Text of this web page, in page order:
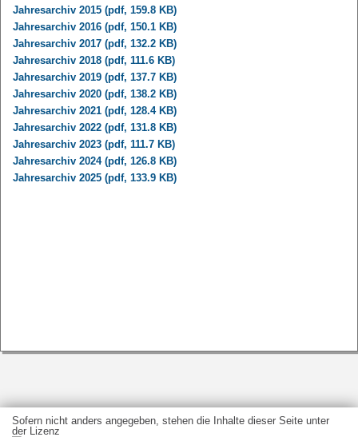
Jahresarchiv 2015 (pdf, 159.8 KB)
Jahresarchiv 2016 (pdf, 150.1 KB)
Jahresarchiv 2017 (pdf, 132.2 KB)
Jahresarchiv 2018 (pdf, 111.6 KB)
Jahresarchiv 2019 (pdf, 137.7 KB)
Jahresarchiv 2020 (pdf, 138.2 KB)
Jahresarchiv 2021 (pdf, 128.4 KB)
Jahresarchiv 2022 (pdf, 131.8 KB)
Jahresarchiv 2023 (pdf, 111.7 KB)
Jahresarchiv 2024 (pdf, 126.8 KB)
Jahresarchiv 2025 (pdf, 133.9 KB)
Sofern nicht anders angegeben, stehen die Inhalte dieser Seite unter
der Lizenz